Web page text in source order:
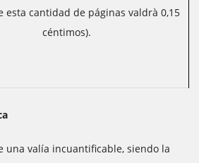
esta cantidad de páginas valdrà 0,15
céntimos).
una valía incuantificable, siendo la